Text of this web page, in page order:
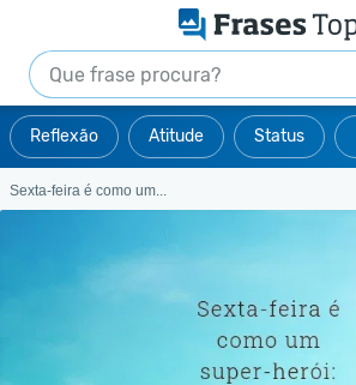
Reflexão Atitude Status
Sexta-feira é como um...